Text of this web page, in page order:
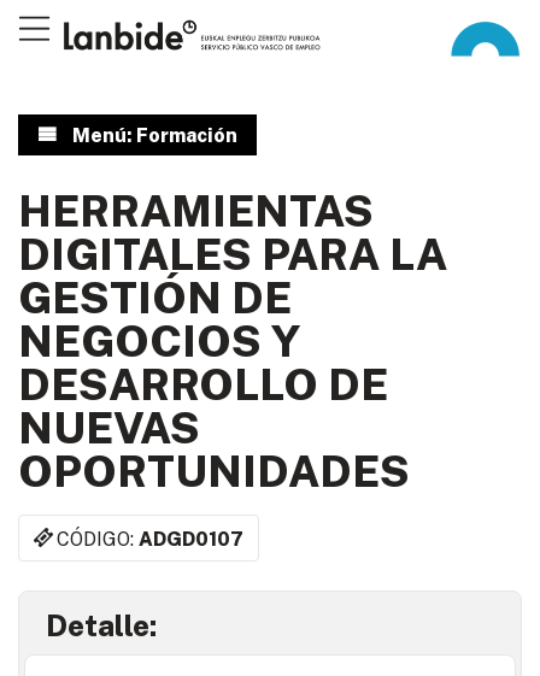
Menú: Formación
HERRAMIENTAS
DIGITALES PARA LA
GESTIÓN DE
NEGOCIOS Y
DESARROLLO DE
NUEVAS
OPORTUNIDADES
CÓDIGO:ADGD0107
Detalle: